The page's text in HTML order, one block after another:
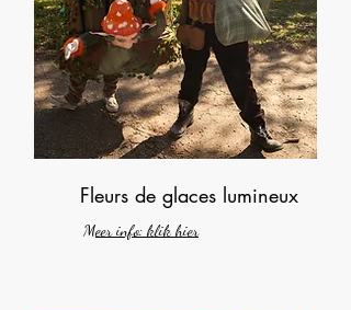
Fleurs de glaces lumineux
Meer info: klik hier